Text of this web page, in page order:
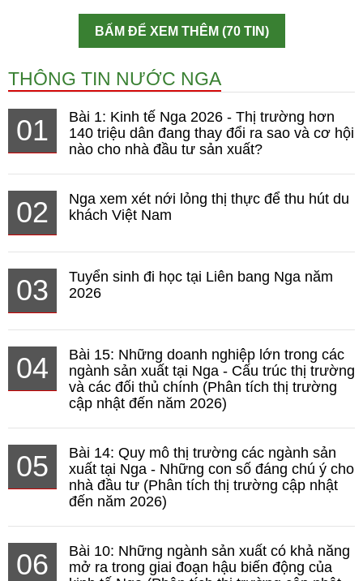
BẤM ĐỂ XEM THÊM (70 TIN)
THÔNG TIN NƯỚC NGA
01
Bài 1: Kinh tế Nga 2026 - Thị trường hơn
140 triệu dân đang thay đổi ra sao và cơ hội
nào cho nhà đầu tư sản xuất?
02
Nga xem xét nới lỏng thị thực để thu hút du
khách Việt Nam
03
Tuyển sinh đi học tại Liên bang Nga năm
2026
04
Bài 15: Những doanh nghiệp lớn trong các
ngành sản xuất tại Nga - Cấu trúc thị trường
và các đối thủ chính (Phân tích thị trường
cập nhật đến năm 2026)
05
Bài 14: Quy mô thị trường các ngành sản
xuất tại Nga - Những con số đáng chú ý cho
nhà đầu tư (Phân tích thị trường cập nhật
đến năm 2026)
06
Bài 10: Những ngành sản xuất có khả năng
mở ra trong giai đoạn hậu biến động của